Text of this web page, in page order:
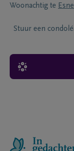
Woonachtig te
Stuur een